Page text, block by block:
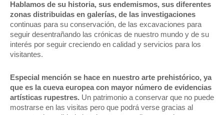
Hablamos de su historia, sus endemismos, sus diferentes
zonas distribuidas en galerías, de las investigaciones
continuas para su conservación, de las excavaciones para
seguir desentrañando las crónicas de nuestro mundo y de su
interés por seguir creciendo en calidad y servicios para los
visitantes.
Especial mención se hace en nuestro arte prehistórico, ya
que es la cueva europea con mayor número de evidencias
artísticas rupestres. Un patrimonio a conservar que no puede
mostrarse en las visitas pero que podrá verse gracias al